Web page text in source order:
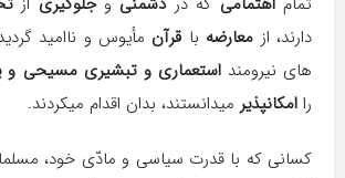
دارند، از معارضه با قرآن مأیوس و ناامید
های نیرومنداستعماری و تبشیری مسیحی و
را امکان‎پذیر می‎دانستند، بدان اقدام می‎کردند.
کسانی که با قدرت سیاسی و مادّی خود،